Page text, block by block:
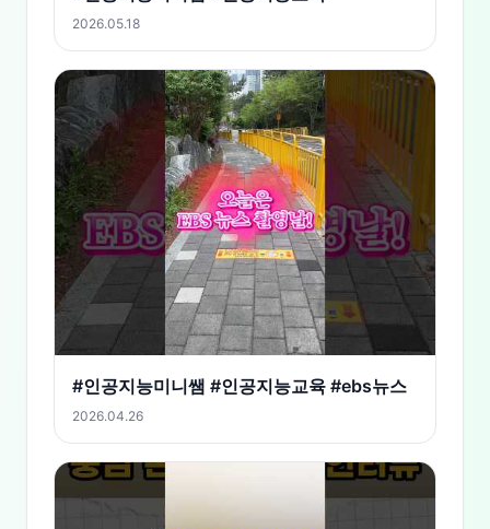
2026.05.18
#인공지능미니쌤 #인공지능교육 #ebs뉴스
2026.04.26